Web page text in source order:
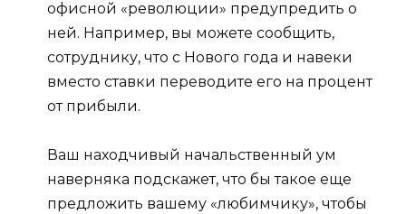
офисной «революции» предупредить о
ней. Например, вы можете сообщить,
сотруднику, что с Нового года и навеки
вместо ставки переводите его на процент
от прибыли.
Ваш находчивый начальственный ум
наверняка подскажет, что бы такое еще
предложить вашему «любимчику», чтобы